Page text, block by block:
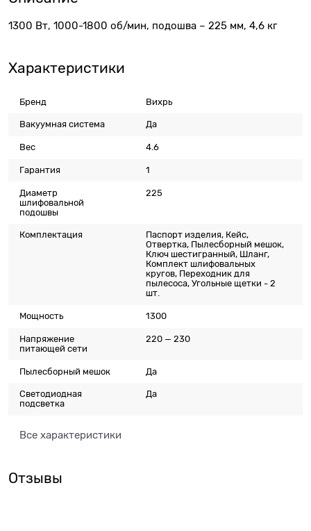
1300 Вт, 1000-1800 об/мин, подошва – 225 мм, 4,6 кг
Характеристики
Бренд Вихрь
Вакуумная система Да
Вес 4.6
Гарантия 1
Диаметр
шлифовальной
подошвы
225
Комплектация
Паспорт изделия, Кейс,
Отвертка, Пылесборный мешок,
Ключ шестигранный, Шланг,
Комплект шлифовальных
кругов, Переходник для
пылесоса, Угольные щетки - 2
шт.
Мощность 1300
Напряжение
питающей сети
220 — 230
Пылесборный мешок Да
Светодиодная
подсветка
Да
Все характеристики
Отзывы